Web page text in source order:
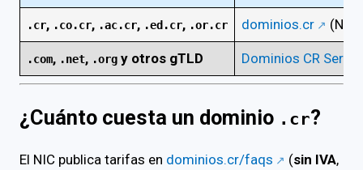
.cr, .co.cr, .ac.cr, .ed.cr, .or.cr dominios.cr (NIC)
.com, .net, .org y otros gTLD Dominios CR
¿Cuánto cuesta un dominio .cr?
El NIC publica tarifas en dominios.cr/faqs (sin IVA,